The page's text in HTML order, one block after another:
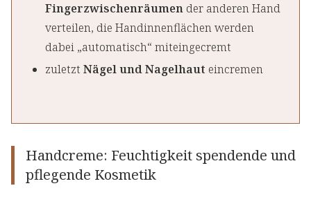
Fingerzwischenräumen der anderen Hand
verteilen, die Handinnenflächen werden
dabei „automatisch“ miteingecremt
zuletzt Nägel und Nagelhaut eincremen
Handcreme: Feuchtigkeit spendende und
pflegende Kosmetik